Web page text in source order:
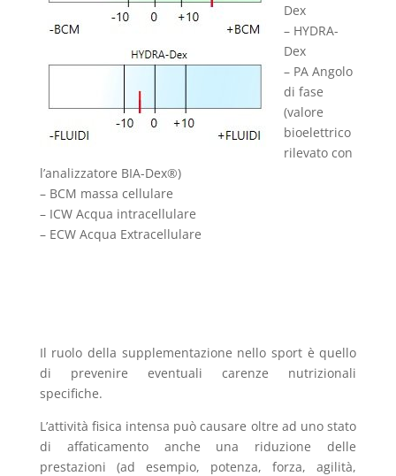
Dex
– HYDRA-
Dex
– PA Angolo
di fase
(valore
bioelettrico
rilevato con
l’analizzatore BIA-Dex®)
– BCM massa cellulare
– ICW Acqua intracellulare
– ECW Acqua Extracellulare
Il ruolo della supplementazione nello sport è quello
di prevenire eventuali carenze nutrizionali
specifiche.
L’attività fisica intensa può causare oltre ad uno stato
di affaticamento anche una riduzione delle
prestazioni (ad esempio, potenza, forza, agilità,